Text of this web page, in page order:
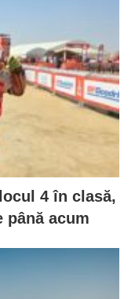
4 în clasă,
acum